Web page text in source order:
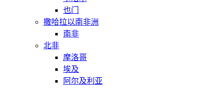
也门
撒哈拉以南非洲
南非
北非
摩洛哥
埃及
阿尔及利亚